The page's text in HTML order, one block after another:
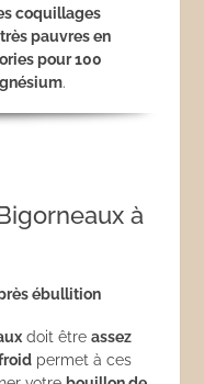
coquillages
très pauvres en
pour 100
.
à
ébullition
doit êtreassez
permet à ces